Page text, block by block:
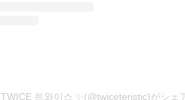
TWICE 트와이스 ✨(@twiceteristic)がシェ